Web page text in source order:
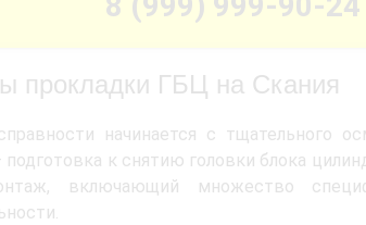
прокладки ГБЦ на Скания
начинается с тщательного
к снятию головки блока
включающий множество